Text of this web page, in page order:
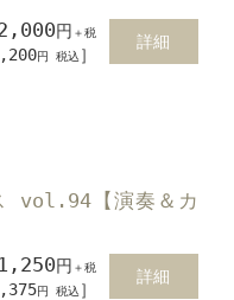
円 ＋税
円 税込 ］
詳細
vol.94【演奏＆カ
1,250円 ＋税
円 税込 ］
詳細